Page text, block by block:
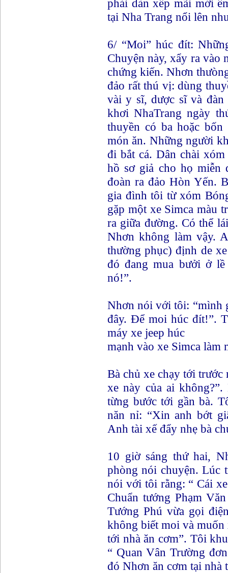
phải dàn xếp mãi mới
tại Nha Trang nổi lên
6/ “Moi” húc đít:
Chuyện này, xẩy ra vào
chứng kiến. Nhơn
đảo rất thú vị: dùng
vài y sĩ, dược sĩ và đàn
khơi NhaTrang ngày
thuyền có ba hoặc
món ăn. Những người
đi bắt cá. Dân chài
hồ sơ giả cho họ
đoàn ra đảo Hòn Yến.
gia đình tôi từ xóm
gặp một xe Simca màu
ra giữa đường. Có thể
Nhơn không làm vậy.
thường phục) định de
đó đang mua bưởi ở
nó!”.
Nhơn nói với tôi: “mình
đây. Để moi húc đít!”.
máy xe jeep húc
mạnh vào xe Simca làm
Bà chủ xe chạy tới trước
xe này của ai
từng bước tới gần bà.
năn nỉ: “Xin anh bớt
Anh tài xế đẩy nhẹ bà
10 giờ sáng thứ hai,
phòng nói chuyện. Lúc
nói với tôi rằng: “ Cái
Chuẩn tướng Phạm
Tướng Phú vừa gọi
không biết moi và
tới nhà ăn cơm”. Tôi
“ Quan Vân Trường
đó Nhơn ăn cơm tại nhà